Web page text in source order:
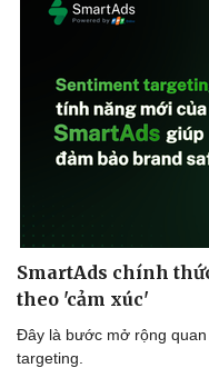
SmartAds chính
theo 'cảm xúc'
Đây là bước mở rộng
targeting.